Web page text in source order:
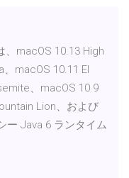
、macOS 10.13 High
macOS 10.11 El
、macOS 10.9
Lion、および
ー Java 6 ランタイム